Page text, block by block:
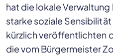
hat die lokale
starke soziale
kürzlich veröffentlichten
die vom Bürgermeister